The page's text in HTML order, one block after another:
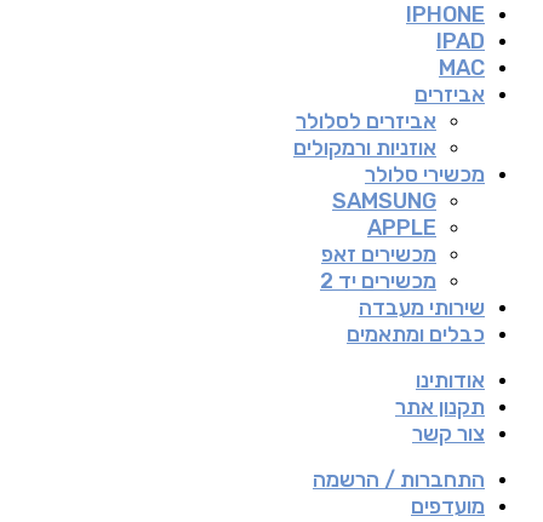
IPHONE
IPAD
MAC
אביזרים
אביזרים לסלולר
אוזניות ורמקולים
מכשירי סלולר
SAMSUNG
APPLE
מכשירים זאפ
מכשירים יד 2
שירותי מעבדה
כבלים ומתאמים
אודותינו
תקנון אתר
צור קשר
התחברות / הרשמה
מועדפים